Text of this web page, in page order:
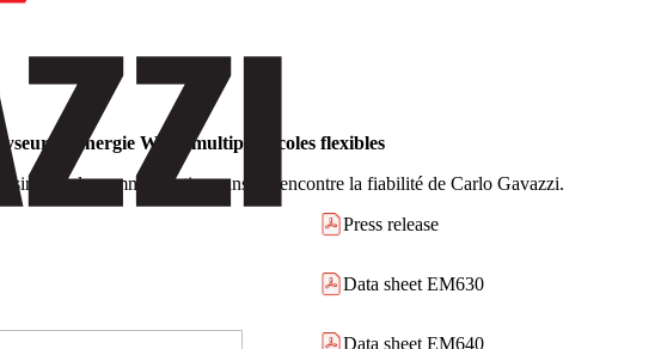
d'énergie Wi-Fi multiprotocoles flexibles
simple - la communication sans fil rencontre la fiabilité de Carlo Gavazzi.
Press release
Data sheet EM630
Data sheet EM640